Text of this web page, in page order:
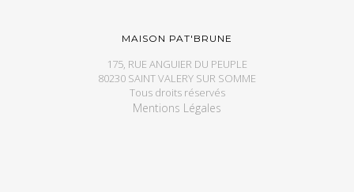
MAISON PAT'BRUNE
175, RUE ANGUIER DU PEUPLE
80230 SAINT VALERY SUR SOMME
Tous droits réservés
Mentions Légales